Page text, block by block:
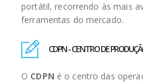
portátil, recorrendo às mais
ferramentas do mercado.
CDPN - CENTRO DE
O CDPN é o centro das